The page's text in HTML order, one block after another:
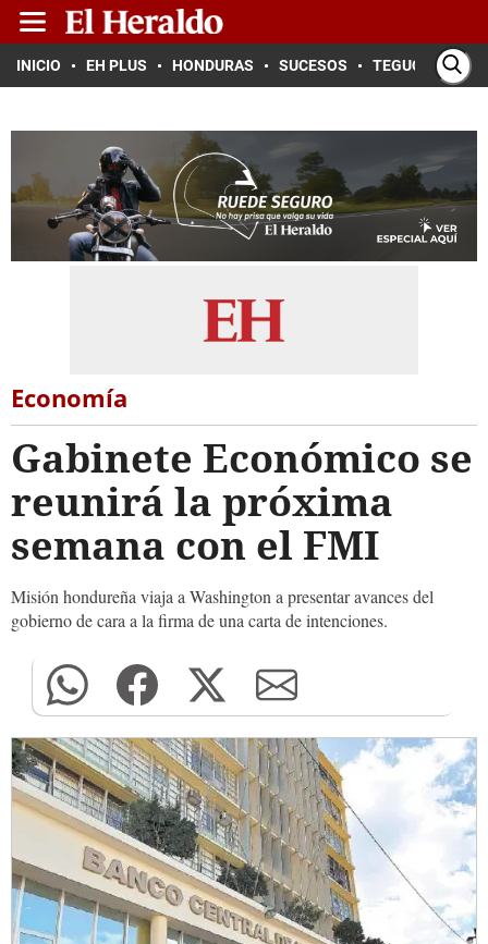
INICIO EH PLUS HONDURAS SUCESOS TEGUCIGALPA
Economía
Gabinete Económico se
reunirá la próxima
semana con el FMI
Misión hondureña viaja a Washington a presentar avances del
gobierno de cara a la firma de una carta de intenciones.